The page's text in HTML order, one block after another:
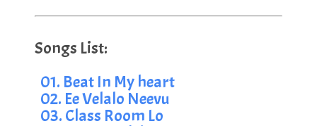
01. Beat In My heart
02. Ee Velalo Neevu
03. Class Room Lo